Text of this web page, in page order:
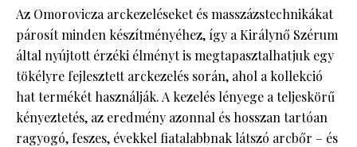
Az Omorovicza arckezeléseket és masszázstechnikákat
párosít minden készítményéhez, így a Királynő Szérum
által nyújtott érzéki élményt is megtapasztalhatjuk egy
tökélyre fejlesztett arckezelés során, ahol a kollekció
hat termékét használják. A kezelés lényege a teljeskörű
kényeztetés, az eredmény azonnal és hosszan tartóan
ragyogó, feszes, évekkel fiatalabbnak látszó arcbőr – és